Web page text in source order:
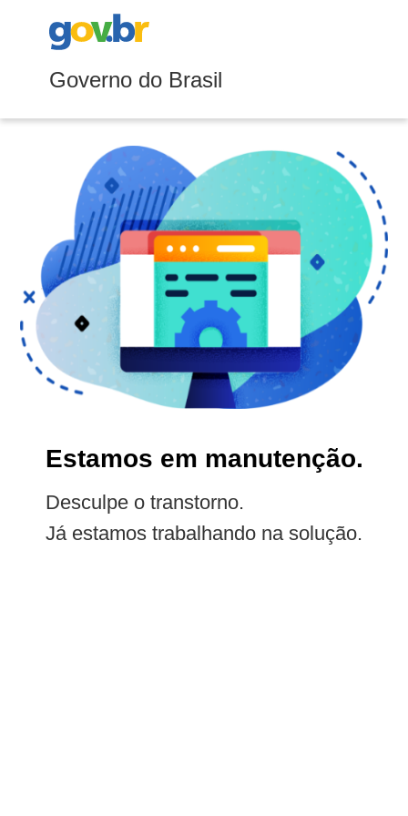
Governo do Brasil
Estamos em manutenção.
Desculpe o transtorno.
Já estamos trabalhando na solução.